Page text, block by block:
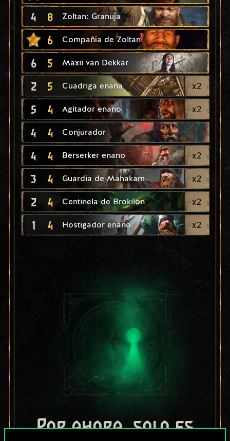
4 8 Zoltan: Granuja
6 Compañía de Zoltan
6 5 Maxii van Dekkar
2 5 Cuadriga enana x2
5 4 Agitador enano x2
4 4 Conjurador
4 4 Berserker enano x2
3 4 Guardia de Mahakam x2
2 4 Centinela de Brokilon x2
1 4 Hostigador enano x2
Por ahora, solo es